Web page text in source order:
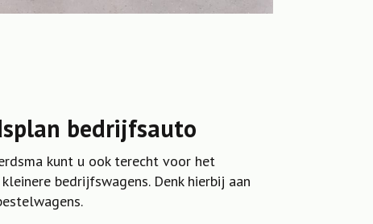
bedrijfsauto
kunt u ook terecht voor het
bedrijfswagens. Denk hierbij aan